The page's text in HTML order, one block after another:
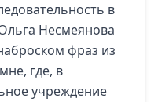
в
Несмеянова
фраз из
где, в
учреждение